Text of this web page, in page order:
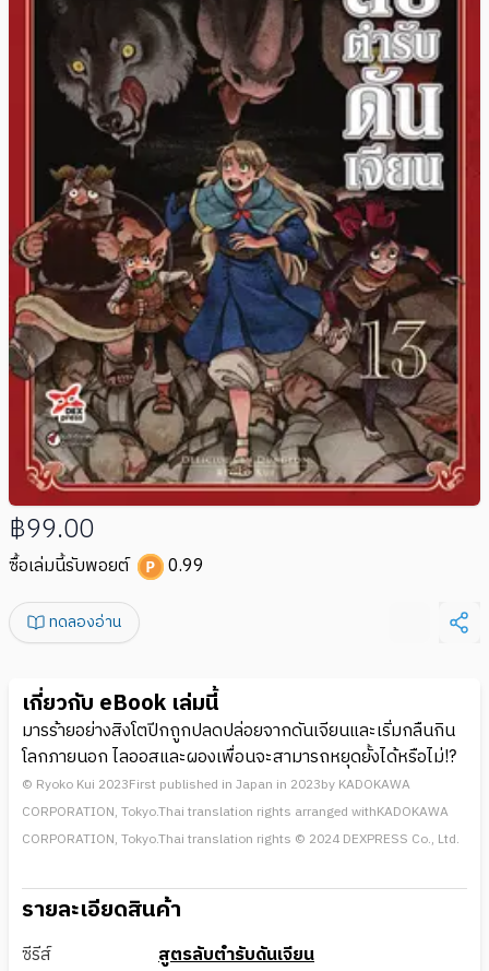
฿99.00
ซื้อเล่มนี้รับพอยต์ 0.99
ทดลองอ่าน
เกี่ยวกับ eBook เล่มนี้
มารร้ายอย่างสิงโตปีกถูกปลดปล่อยจากดันเจียนและเริ่มกลืนกิน
โลกภายนอก ไลออสและผองเพื่อนจะสามารถหยุดยั้งได้หรือไม่!?
© Ryoko Kui 2023First published in Japan in 2023by KADOKAWA
CORPORATION, Tokyo.Thai translation rights arranged withKADOKAWA
CORPORATION, Tokyo.Thai translation rights © 2024 DEXPRESS Co., Ltd.
รายละเอียดสินค้า
ซีรีส์
สูตรลับตำรับดันเจียน